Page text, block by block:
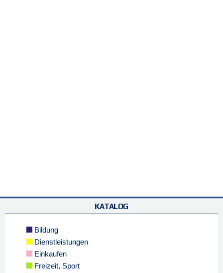
KATALOG
Bildung
Dienstleistungen
Einkaufen
Freizeit, Sport